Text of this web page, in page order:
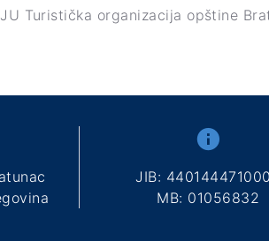
Turistička organizacija opštine
ЈIB:
МB: 01056832